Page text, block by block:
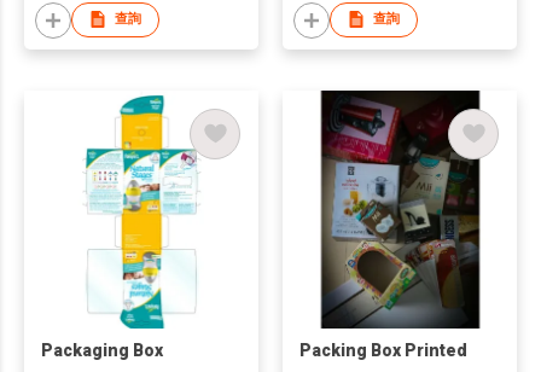
查詢 查詢
Packaging Box Packing Box Printed